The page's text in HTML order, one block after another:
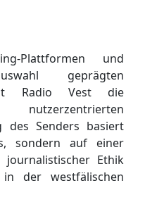
Plattformen und
geprägten
Radio Vest die
des Senders basiert
sondern auf einer
Ethik
der westfälischen